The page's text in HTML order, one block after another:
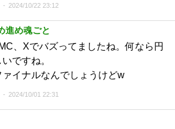
2024/10/22 23:12
進め魂ごと
、Xでバズってましたね。何なら円
ですね。
ァイナルなんでしょうけどw
2024/10/01 22:31